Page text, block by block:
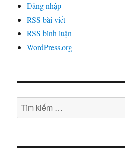
Đăng nhập
RSS bài viết
RSS bình luận
WordPress.org
Tìm
kiếm: